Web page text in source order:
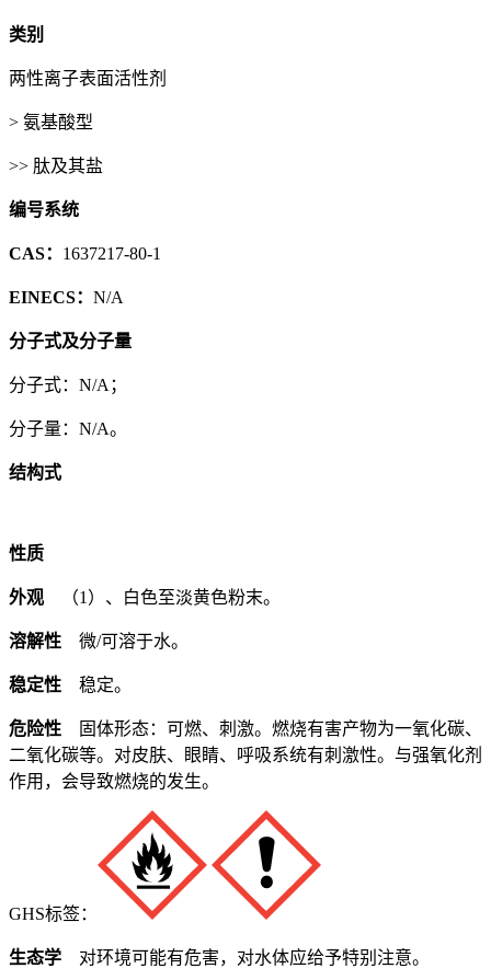
类别
两性离子表面活性剂
> 氨基酸型
>> 肽及其盐
编号系统
CAS： 1637217-80-1
EINECS： N/A
分子式及分子量
分子式：N/A；
分子量：N/A。
结构式
性质
外观 （1）、白色至淡黄色粉末。
溶解性 微/可溶于水。
稳定性 稳定。
危险性
固体形态：可燃、刺激。燃烧有害产物为一氧化碳、
二氧化碳等。对皮肤、眼睛、呼吸系统有刺激性。与强氧化剂
作用，会导致燃烧的发生。
GHS标签：
生态学 对环境可能有危害，对水体应给予特别注意。